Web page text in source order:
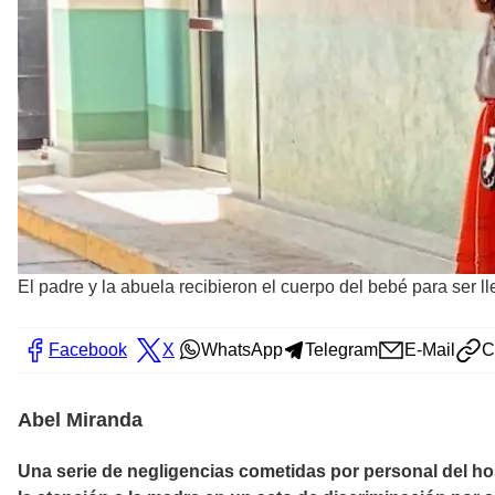
El padre y la abuela recibieron el cuerpo del bebé para ser
Facebook X WhatsApp Telegram E-Mail
Abel Miranda
Una serie de negligencias cometidas por personal del